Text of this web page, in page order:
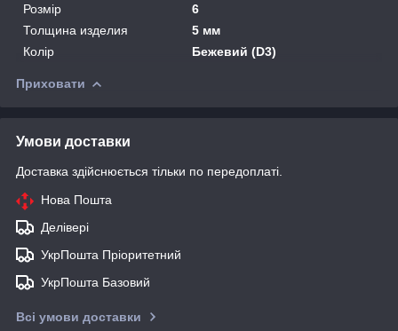
Розмір
6
Толщина изделия
5 мм
Колір
Бежевий (D3)
Приховати
Умови доставки
Доставка здійснюється тільки по передоплаті.
Нова Пошта
Делівері
УкрПошта Пріоритетний
УкрПошта Базовий
Всі умови доставки